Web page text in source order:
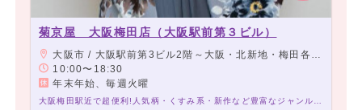
菊京屋 大阪梅田店（大阪駅前第３ビル）
大阪市 / 大阪駅前第3ビル2階～大阪・北新地・梅田各線より徒歩5分以内
10:00〜18:30
年末年始、毎週火曜